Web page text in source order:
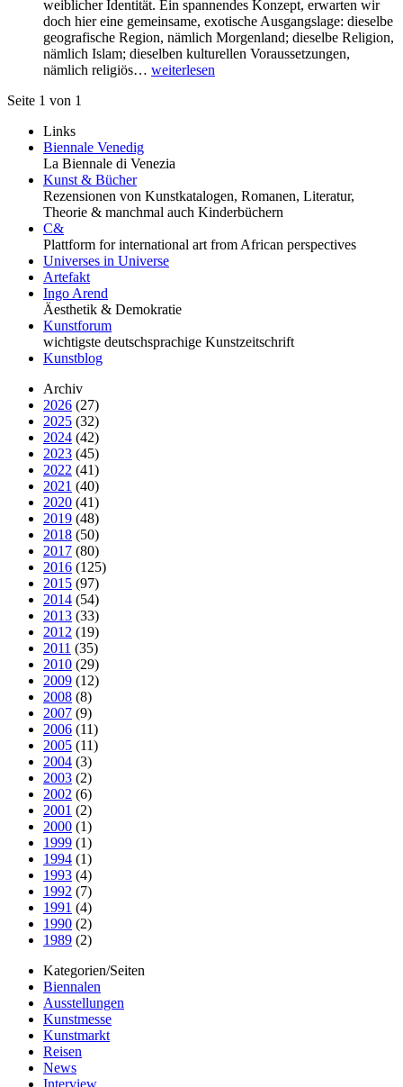
weiblicher Identität. Ein spannendes Konzept, erwarten wir
doch hier eine gemeinsame, exotische Ausgangslage: dieselbe
geografische Region, nämlich Morgenland; dieselbe Religion,
nämlich Islam; dieselben kulturellen Voraussetzungen,
nämlich religiös… weiterlesen
Seite 1 von 1
Links
Biennale Venedig
La Biennale di Venezia
Kunst & Bücher
Rezensionen von Kunstkatalogen, Romanen, Literatur,
Theorie & manchmal auch Kinderbüchern
C&
Plattform for international art from African perspectives
Universes in Universe
Artefakt
Ingo Arend
Äesthetik & Demokratie
Kunstforum
wichtigste deutschsprachige Kunstzeitschrift
Kunstblog
Archiv
2026 (27)
2025 (32)
2024 (42)
2023 (45)
2022 (41)
2021 (40)
2020 (41)
2019 (48)
2018 (50)
2017 (80)
2016 (125)
2015 (97)
2014 (54)
2013 (33)
2012 (19)
2011 (35)
2010 (29)
2009 (12)
2008 (8)
2007 (9)
2006 (11)
2005 (11)
2004 (3)
2003 (2)
2002 (6)
2001 (2)
2000 (1)
1999 (1)
1994 (1)
1993 (4)
1992 (7)
1991 (4)
1990 (2)
1989 (2)
Kategorien/Seiten
Biennalen
Ausstellungen
Kunstmesse
Kunstmarkt
Reisen
News